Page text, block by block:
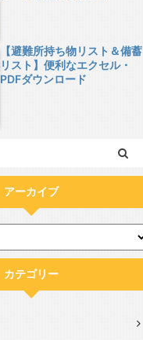
【避難所持ち物リスト＆備蓄
リスト】便利なエクセル・
PDFダウンロード
アーカイブ
カテゴリー